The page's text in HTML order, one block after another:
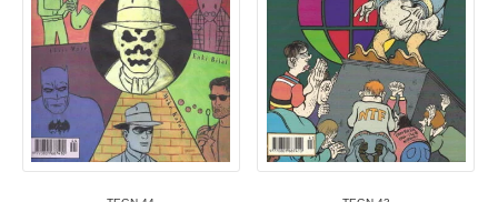
Tore Strand Olsen
Trond Ivar Hansen
Xueting Yang